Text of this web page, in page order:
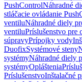
PushControlNáhradné
stláčacie ovládanie
ventiluNáhradné diely
ventiluPríslušenstvo pre
súpravyPrípojky vody
DuofixSystémové steny
systémyNáhradné diely
systémyOpláštenia
PríslušenstvoInštalačné